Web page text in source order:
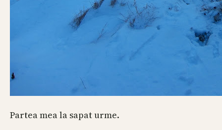
Partea mea la sapat urme.